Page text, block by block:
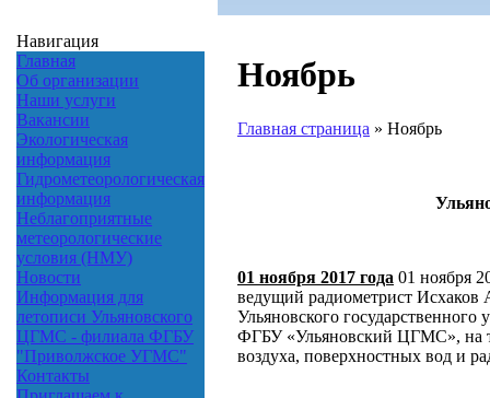
Навигация
Главная
Об организации
Наши услуги
Вакансии
Экологическая
информация
Гидрометеорологическая
информация
Неблагоприятные
метеорологические
условия (НМУ)
Новости
Информация для
летописи Ульяновского
ЦГМС - филиала ФГБУ
"Приволжское УГМС"
Контакты
Ноябрь
Главная страница » Ноябрь
01 ноября 2017 года 01 ноября
ведущий радиометрист Исхаков
Ульяновского
ФГБУ «Ульяновский ЦГМС», на
воздуха, поверхностных вод и